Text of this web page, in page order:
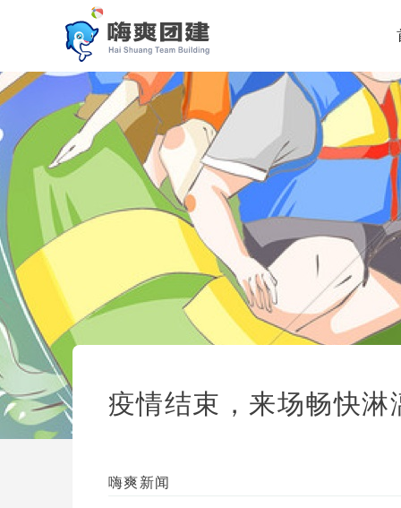
疫情结束，来场畅快淋
嗨爽新闻